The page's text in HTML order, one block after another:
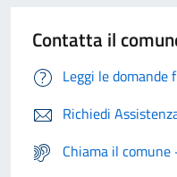
Contatta il
Leggi le domande
Richiedi
Chiama il